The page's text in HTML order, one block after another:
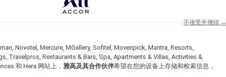
Novotel, Mercure, MGallery, Sofitel, Movenpick, Mantra, Resorts,
Travelpros, Restaurants & Bars, Spa, Apartments & Villas, Activities &
和 Hera 网站上， 雅高及其合作伙伴希望在您的设备上存储和检索信息，
不接受并继续 →